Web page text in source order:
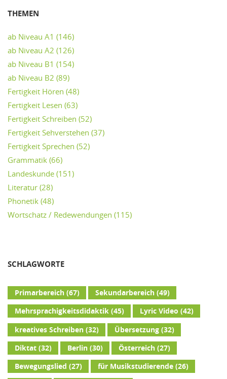
THEMEN
ab Niveau A1 (146)
ab Niveau A2 (126)
ab Niveau B1 (154)
ab Niveau B2 (89)
Fertigkeit Hören (48)
Fertigkeit Lesen (63)
Fertigkeit Schreiben (52)
Fertigkeit Sehverstehen (37)
Fertigkeit Sprechen (52)
Grammatik (66)
Landeskunde (151)
Literatur (28)
Phonetik (48)
Wortschatz / Redewendungen (115)
SCHLAGWORTE
Primarbereich(67) Sekundarbereich(49)
Mehrsprachigkeitsdidaktik(45) Lyric Video (42)
kreatives Schreiben(32) Übersetzung(32)
Diktat(32) Berlin(30) Österreich(27)
Bewegungslied (27) für Musikstudierende(26)